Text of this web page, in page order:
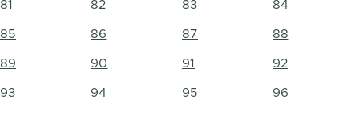
81 82 83 84
85 86 87 88
89 90 91 92
93 94 95 96